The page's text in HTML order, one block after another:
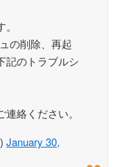
の削除、再起
記のトラブルシ
絡ください。
January 30,